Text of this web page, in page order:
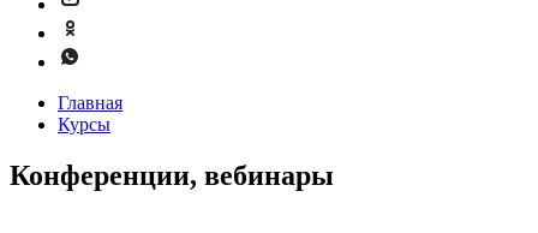
Главная
Курсы
Конференции, вебинары